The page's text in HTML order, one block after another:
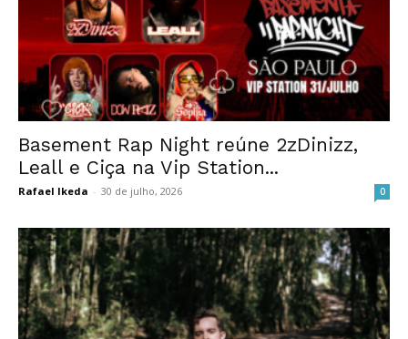
Basement Rap Night reúne 2zDinizz,
Leall e Ciça na Vip Station...
Rafael Ikeda - 30 de julho, 2026 0